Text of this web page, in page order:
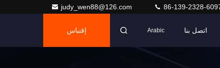
judy_wen88@126.com 86-139-2328-
اتصل بنا Arabic إقتباس